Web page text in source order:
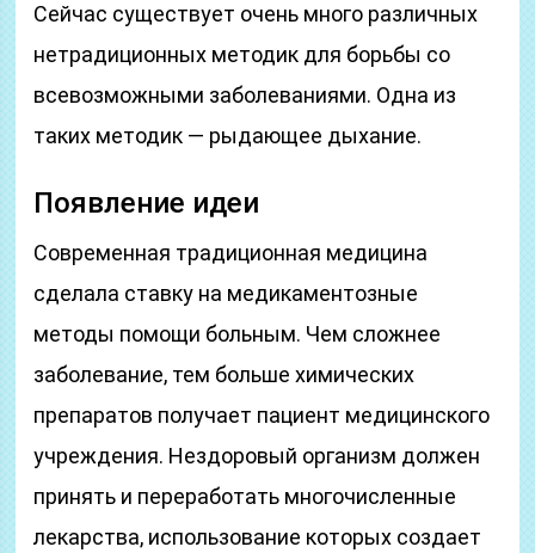
Сейчас существует очень много различных
нетрадиционных методик для борьбы со
всевозможными заболеваниями. Одна из
таких методик — рыдающее дыхание.
Появление идеи
Современная традиционная медицина
сделала ставку на медикаментозные
методы помощи больным. Чем сложнее
заболевание, тем больше химических
препаратов получает пациент медицинского
учреждения. Нездоровый организм должен
принять и переработать многочисленные
лекарства, использование которых создает